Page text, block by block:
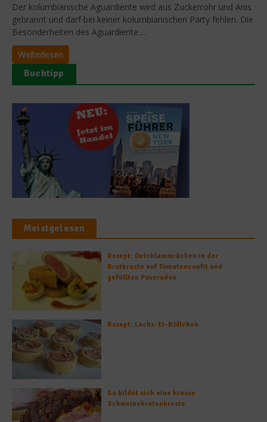
Der kolumbianische Aguardiente wird aus Zuckerrohr und Anis
gebrannt und darf bei keiner kolumbianischen Party fehlen. Die
Besonderheiten des Aguardiente....
Weiterlesen
Buchtipp
Meistgelesen
Rezept: Deichlammrücken in der
Brotkruste auf Tomatenconfit und
gefüllten Poveraden
Rezept: Lachs-Ei-Röllchen
So bildet sich eine krosse
Schweinebratenkruste